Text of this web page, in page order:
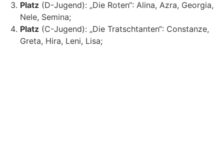
Platz (D-Jugend): „Die Roten“: Alina, Azra, Georgia,
Nele, Semina;
Platz (C-Jugend): „Die Tratschtanten“: Constanze,
Greta, Hira, Leni, Lisa;